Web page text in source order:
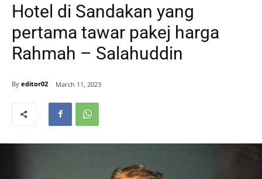
Hotel di Sandakan yang
pertama tawar pakej harga
Rahmah – Salahuddin
By editor02 March 11, 2023